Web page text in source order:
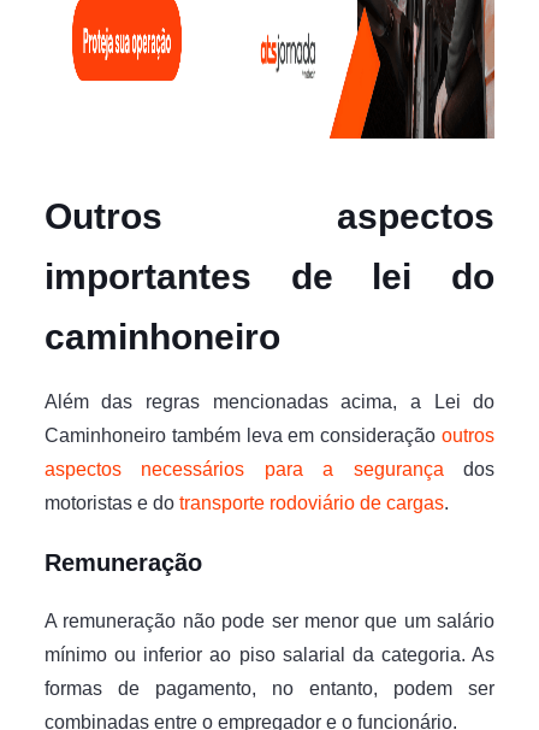
Outros aspectos
importantes de lei do
caminhoneiro
Além das regras mencionadas acima, a Lei do
Caminhoneiro também leva em consideração outros
aspectos necessários para a segurança dos
motoristas e dotransporte rodoviário de cargas.
Remuneração
A remuneração não pode ser menor que um salário
mínimo ou inferior ao piso salarial da categoria. As
formas de pagamento, no entanto, podem ser
combinadas entre o empregador e o funcionário.